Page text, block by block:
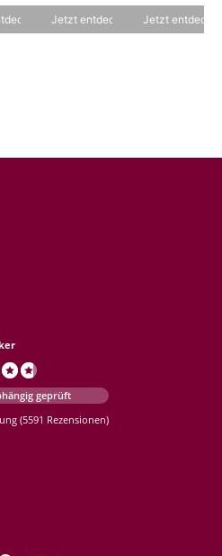
Jetzt entdecken Jetzt
geprüft
(5591 Rezensionen)